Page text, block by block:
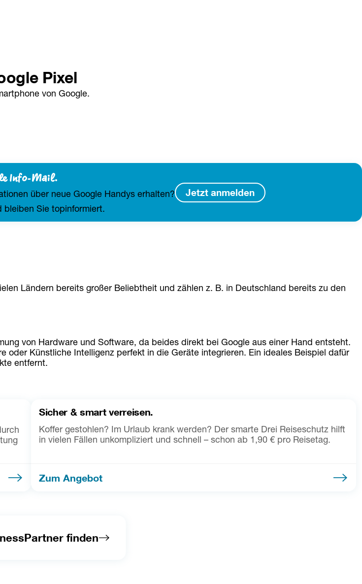
Pixel
von Google.
Info-Mail.
über neue Google Handys erhalten?
bleiben Sie topinformiert.
Jetzt anmelden
Ländern bereits großer Beliebtheit und zählen z. B. in Deutschland bereits zu den
von Hardware und Software, da beides direkt bei Google aus einer Hand entsteht.
Künstliche Intelligenz perfekt in die Geräte integrieren. Ein ideales Beispiel dafür
entfernt.
Sicher & smart verreisen.
Koffer gestohlen? Im Urlaub krank werden? Der smarte Drei Reiseschutz hilft
in vielen Fällen unkompliziert und schnell – schon ab 1,90 € pro Reisetag.
Zum Angebot
finden